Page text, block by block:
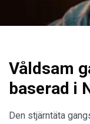
Våldsam
baserad i
Den stjärntäta